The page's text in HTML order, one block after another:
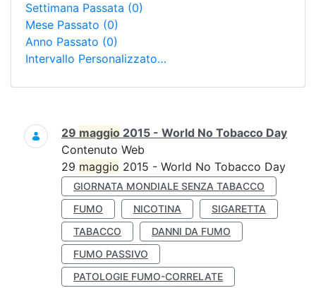
Settimana Passata (0)
Mese Passato (0)
Anno Passato (0)
Intervallo Personalizzato…
Ricerca
29 maggio 2015 - World No Tobacco Day
Contenuto Web
29 maggio 2015 - World No Tobacco Day
GIORNATA MONDIALE SENZA TABACCO
FUMO
NICOTINA
SIGARETTA
TABACCO
DANNI DA FUMO
FUMO PASSIVO
PATOLOGIE FUMO-CORRELATE